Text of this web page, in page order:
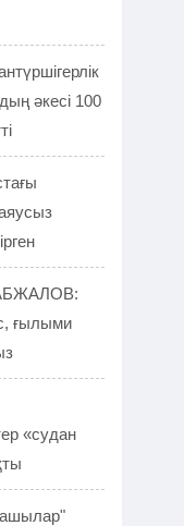
әкесі 100
ғылыми
«судан